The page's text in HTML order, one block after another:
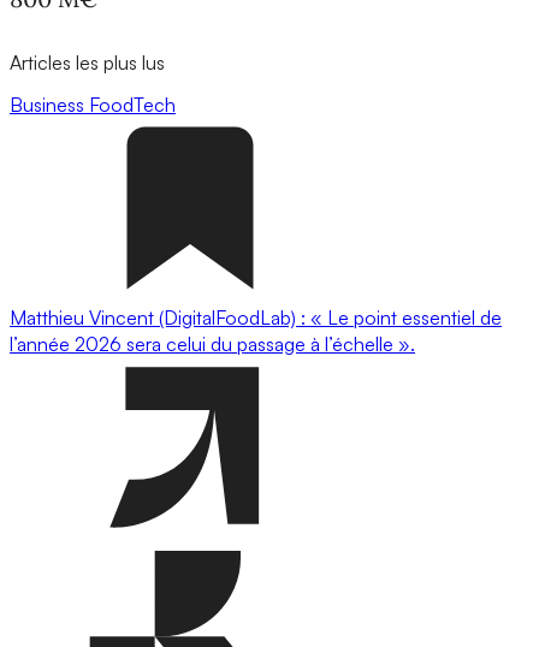
Articles les plus lus
Business FoodTech
Matthieu Vincent (DigitalFoodLab) : « Le point essentiel de
l’année 2026 sera celui du passage à l’échelle ».